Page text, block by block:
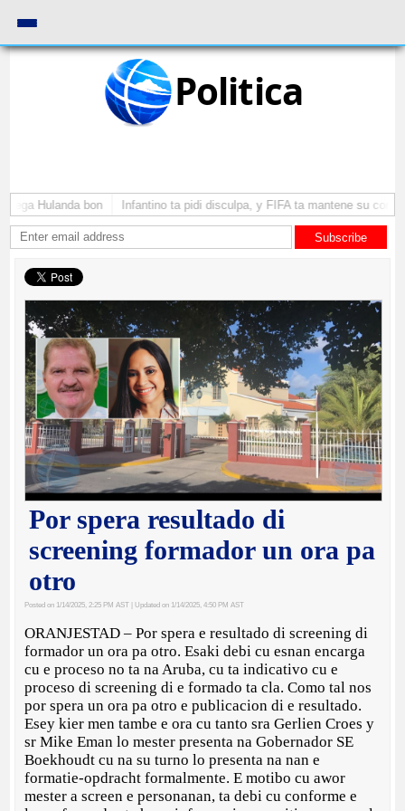
Politica
Hulanda bon Infantino ta pidi disculpa, y FIFA ta mantene su como
Subscribe
Por spera resultado di
screening formador un ora pa
otro
Posted on 1/14/2025, 2:25 PM AST | Updated on 1/14/2025, 4:50 PM AST
ORANJESTAD – Por spera e resultado di screening di
formador un ora pa otro. Esaki debi cu esnan encarga
cu e proceso no ta na Aruba, cu ta indicativo cu e
proceso di screening di e formado ta cla. Como tal nos
por spera un ora pa otro e publicacion di e resultado.
Esey kier men tambe e ora cu tanto sra Gerlien Croes y
sr Mike Eman lo mester presenta na Gobernador SE
Boekhoudt cu na su turno lo presenta na nan e
formatie-opdracht formalmente. E motibo cu awor
mester a screen e personanan, ta debi cu conforme e